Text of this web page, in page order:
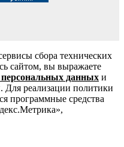
сбора технических
сайтом, вы выражаете
данных и
реализации политики
программные средства